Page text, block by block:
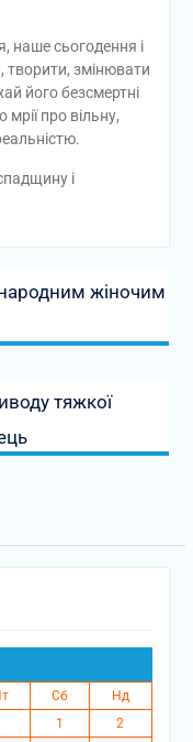
наше сьогодення і
творити, змінювати
його безсмертні
про вільну,
і
жіночим
тяжкої
Сб
Нд
1
2